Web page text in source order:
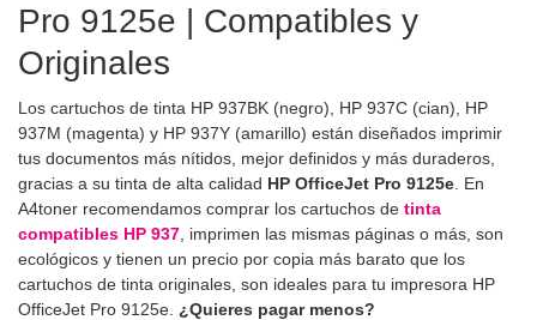
Pro 9125e | Compatibles y
Originales
Los cartuchos de tinta HP 937BK (negro), HP 937C (cian), HP
937M (magenta) y HP 937Y (amarillo) están diseñados imprimir
tus documentos más nítidos, mejor definidos y más duraderos,
gracias a su tinta de alta calidad HP OfficeJet Pro 9125e . En
A4toner recomendamos comprar los cartuchos de tinta
compatibles HP 937 , imprimen las mismas páginas o más, son
ecológicos y tienen un precio por copia más barato que los
cartuchos de tinta originales, son ideales para tu impresora HP
OfficeJet Pro 9125e. ¿Quieres pagar menos?